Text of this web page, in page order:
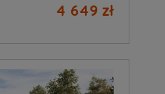
4 649 zł